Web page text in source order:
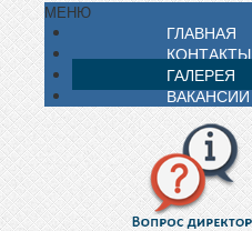
МЕНЮ
ГЛАВНАЯ
КОНТАКТЫ
ГАЛЕРЕЯ
ВАКАНСИИ